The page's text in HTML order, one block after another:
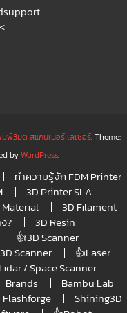
พ์3มิติ สแกนเนอร์ เลเซอร์. Theme:
byWordPress.
ทำความรู้จัก FDM Printer
3D Printer SLA
Material
3D Filament
?
3D Resin
👍3D Scanner
Scanner
👍Laser
Lidar / Space Scanner
Brands
Bambu Lab
Flashforge
Shining3D